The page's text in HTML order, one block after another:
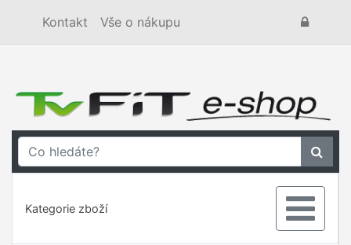
Kontakt Vše o nákupu
Kategorie zboží